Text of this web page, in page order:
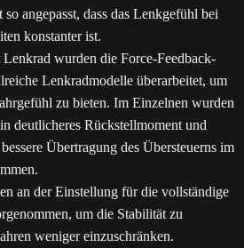
angepasst, dass das Lenkgefühl bei
konstanter ist.
wurden die Force-Feedback-
Lenkradmodelle überarbeitet, um
zu bieten. Im Einzelnen wurden
deutlicheres Rückstellmoment und
Übertragung des Übersteuerns im
an der Einstellung für die vollständige
um die Stabilität zu
weniger einzuschränken.